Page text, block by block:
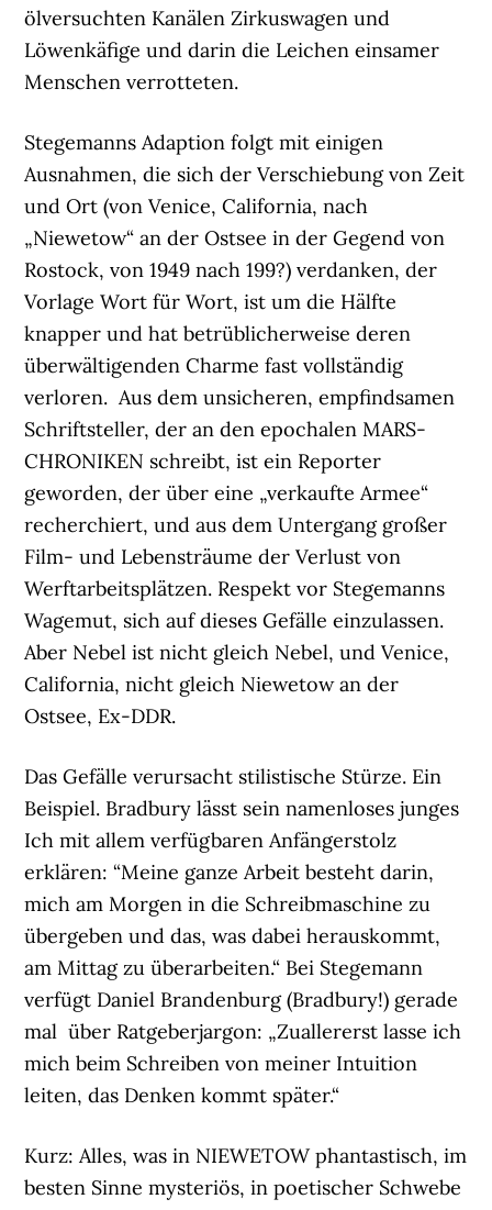
ölversuchten Kanälen Zirkuswagen und
Löwenkäfige und darin die Leichen einsamer
Menschen verrotteten.
Stegemanns Adaption folgt mit einigen
Ausnahmen, die sich der Verschiebung von Zeit
und Ort (von Venice, California, nach
„Niewetow“ an der Ostsee in der Gegend von
Rostock, von 1949 nach 199?) verdanken, der
Vorlage Wort für Wort, ist um die Hälfte
knapper und hat betrüblicherweise deren
überwältigenden Charme fast vollständig
verloren. Aus dem unsicheren, empfindsamen
Schriftsteller, der an den epochalen MARS-
CHRONIKEN schreibt, ist ein Reporter
geworden, der über eine „verkaufte Armee“
recherchiert, und aus dem Untergang großer
Film- und Lebensträume der Verlust von
Werftarbeitsplätzen. Respekt vor Stegemanns
Wagemut, sich auf dieses Gefälle einzulassen.
Aber Nebel ist nicht gleich Nebel, und Venice,
California, nicht gleich Niewetow an der
Ostsee, Ex-DDR.
Das Gefälle verursacht stilistische Stürze. Ein
Beispiel. Bradbury lässt sein namenloses junges
Ich mit allem verfügbaren Anfängerstolz
erklären: “Meine ganze Arbeit besteht darin,
mich am Morgen in die Schreibmaschine zu
übergeben und das, was dabei herauskommt,
am Mittag zu überarbeiten.“ Bei Stegemann
verfügt Daniel Brandenburg (Bradbury!) gerade
mal über Ratgeberjargon: „Zuallererst lasse ich
mich beim Schreiben von meiner Intuition
leiten, das Denken kommt später.“
Kurz: Alles, was in NIEWETOW phantastisch, im
besten Sinne mysteriös, in poetischer Schwebe